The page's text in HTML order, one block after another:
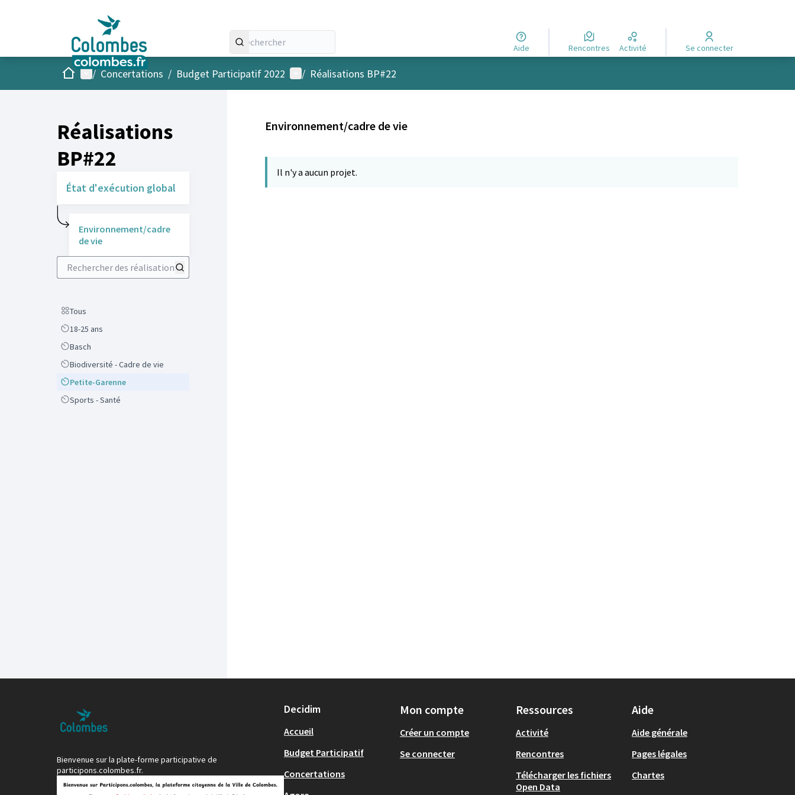
Aide Rencontres Activité Se connecter
AccueilMenu principal
/ Concertations / Budget Participatif 2022 Menu utilisateur
/ Réalisations BP#22
Réalisations
BP#22
État d'exécution global
Environnement/cadre
de vie
Rechercher des réalisations
Scope
Tous
Scope18-25 ans
ScopeBasch
ScopeBiodiversité - Cadre de vie
ScopePetite-Garenne
ScopeSports - Santé
Environnement/cadre de vie
Il n'y a aucun projet.
Bienvenue sur la plate-forme participative de
participons.colombes.fr.
Decidim
Accueil
Budget Participatif
Concertations
Mon compte
Créer un compte
Se connecter
Ressources
Activité
Rencontres
Télécharger les fichiers
Open Data
Aide
Aide générale
Pages légales
Chartes